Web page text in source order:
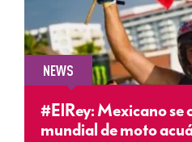
NEWS
#ElRey: Mexicano se
mundial de moto